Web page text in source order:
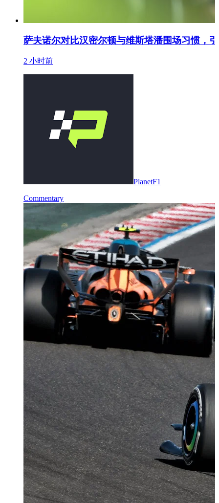
萨夫诺尔对比汉密尔顿与维斯塔潘围场习惯，
2 小时前
PlanetF1
Commentary